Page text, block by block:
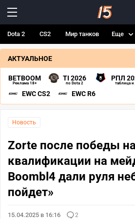
Dota 2 CS2 Мир танков Еще
АКТУАЛЬНОЕ
BETBOOM
Реклама 18+
TI 2026
по Dota 2
РПЛ
таблица и
EWC CS2 EWC R6
Новость
Zorte после победы
квалификации на
Boombl4 дали руля
пойдет»
15.04.2025 в 16:16 2